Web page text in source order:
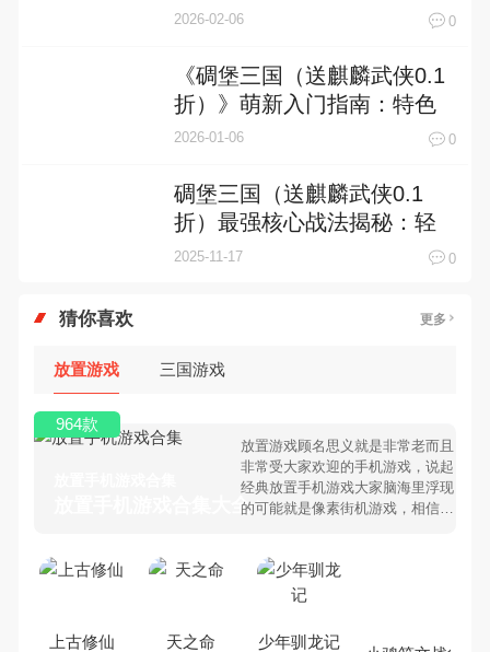
赢在起跑线——新手期0.1折
2026-02-06 0
《碉堡三国（送麒麟武侠0.1
折）》萌新入门指南：特色
玩法全解析，轻松玩转热血
2026-01-06 0
碉堡三国（送麒麟武侠0.1
折）最强核心战法揭秘：轻
松制霸战场的终极策略
2025-11-17 0
猜你喜欢 更多
放置游戏 三国游戏
放置手机游戏合集大全 >
放置游戏顾名思义就是非常老而且
非常受大家欢迎的手机游戏，说起
经典放置手机游戏大家脑海里浮现
的可能就是像素街机游戏，相信很
置手机游戏有哪些呢？游戏今天，
乐途下载站小编芒果味的怪咖给大
集，欢迎大家前来选择下载体验
964款
上古修仙 天之命 少年驯龙记 小鸡符文战争